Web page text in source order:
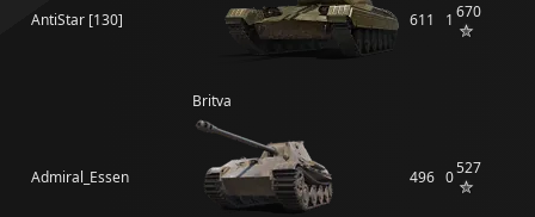
AntiStar [130]
Britva
611 1 670
Admiral_Essen 496 0527